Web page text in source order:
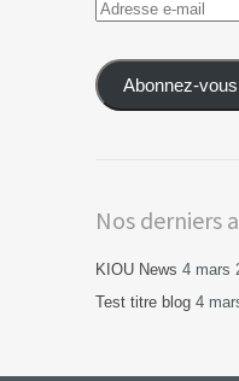
Adresse
mail
Abonnez-vous
Nos derniers
KIOU News 4 mars
Test titre blog 4